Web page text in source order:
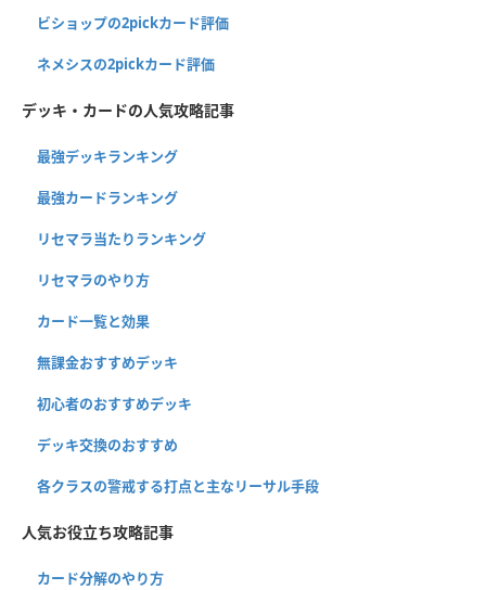
ビショップの2pickカード評価
ネメシスの2pickカード評価
デッキ・カードの人気攻略記事
最強デッキランキング
最強カードランキング
リセマラ当たりランキング
リセマラのやり方
カード一覧と効果
無課金おすすめデッキ
初心者のおすすめデッキ
デッキ交換のおすすめ
各クラスの警戒する打点と主なリーサル手段
人気お役立ち攻略記事
カード分解のやり方